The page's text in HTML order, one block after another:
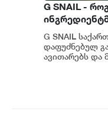
G SNAIL -
კონცეფციას
G SNAIL
დაფუძნებულ
ავითარებს და